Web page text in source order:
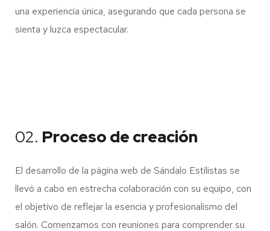
una experiencia única, asegurando que cada persona se
sienta y luzca espectacular.
02. Proceso de creación
El desarrollo de la página web de Sándalo Estilistas se
llevó a cabo en estrecha colaboración con su equipo, con
el objetivo de reflejar la esencia y profesionalismo del
salón. Comenzamos con reuniones para comprender su